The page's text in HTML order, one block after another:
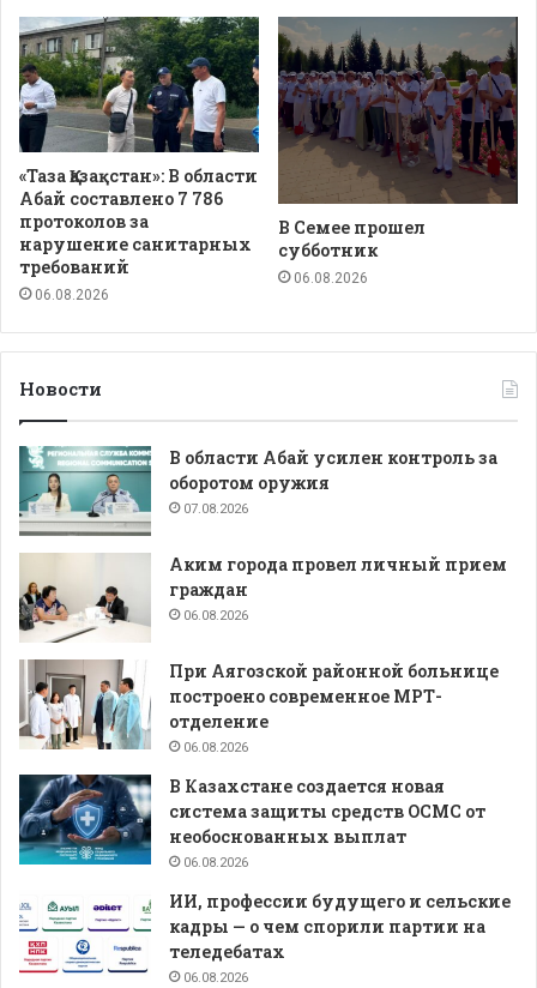
«Таза Қазақстан»: В области
Абай составлено 7 786
протоколов за
нарушение санитарных
требований
06.08.2026
В Семее прошел
субботник
06.08.2026
Новости
В области Абай усилен контроль за
оборотом оружия
07.08.2026
Аким города провел личный прием
граждан
06.08.2026
При Аягозской районной больнице
построено современное МРТ-
отделение
06.08.2026
В Казахстане создается новая
система защиты средств ОСМС от
необоснованных выплат
06.08.2026
ИИ, профессии будущего и сельские
кадры — о чем спорили партии на
теледебатах
06.08.2026